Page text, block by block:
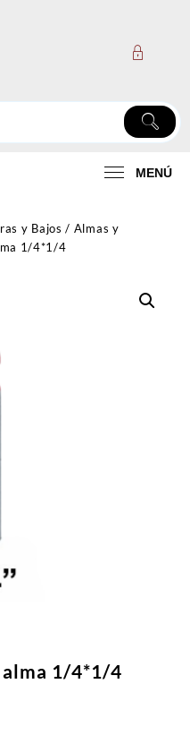
MENÚ
y Bajos / Almas y
1/4*1/4
1/4*1/4